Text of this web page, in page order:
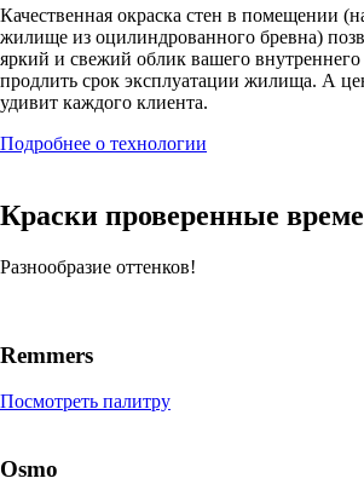
Качественная окраска стен в помещении
жилище из оцилиндрованного бревна)
яркий и свежий облик вашего внутреннего
продлить срок эксплуатации жилища. А
удивит каждого клиента.
Подробнее о технологии
Краски проверенные
Разнообразие оттенков!
Remmers
Посмотреть палитру
Osmo